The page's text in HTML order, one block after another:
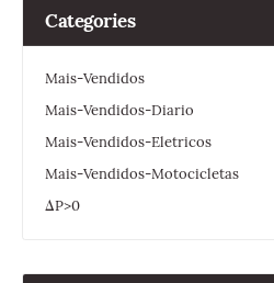
Categories
Mais-Vendidos
Mais-Vendidos-Diario
Mais-Vendidos-Eletricos
Mais-Vendidos-Motocicletas
ΔP>0